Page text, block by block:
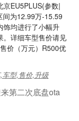
京EU5PLUS(参数|
间为12.99万-15.59
饰均进行了小幅升
。详细车型售价请见
价（万元）R500优
型,售价,升级